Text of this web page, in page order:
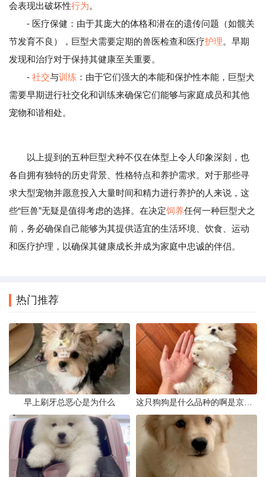
会表现出破坏性行为。
- 医疗保健：由于其庞大的体格和潜在的遗传问题（如髋关
节发育不良），巨型犬需要定期的兽医检查和医疗护理。早期
发现和治疗对于保持其健康至关重要。
- 社交与训练 ：由于它们强大的本能和保护性本能，巨型犬
需要早期进行社交化和训练来确保它们能够与家庭成员和其他
宠物和谐相处。
以上提到的五种巨型犬种不仅在体型上令人印象深刻，也
各自拥有独特的历史背景、性格特点和养护需求。对于那些寻
求大型宠物并愿意投入大量时间和精力进行养护的人来说，这
些“巨兽”无疑是值得考虑的选择。在决定饲养任何一种巨型犬之
前，务必确保自己能够为其提供适宜的生活环境、饮食、运动
和医疗护理，以确保其健康成长并成为家庭中忠诚的伴侣。
热门推荐
早上刷牙总恶心是为什么